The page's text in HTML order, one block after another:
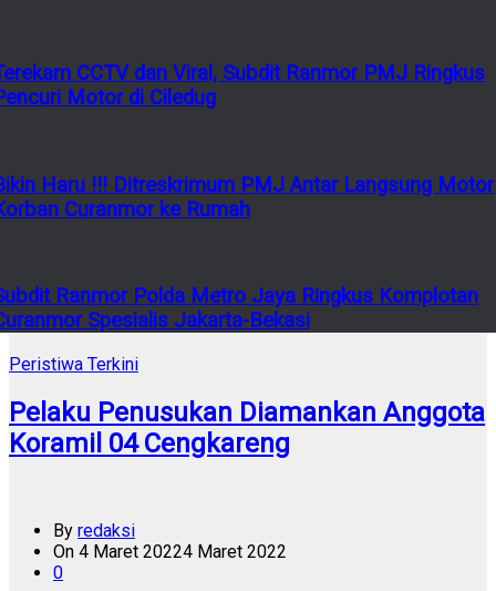
CCTV dan Viral, Subdit Ranmor PMJ Ringkus
Motor di Ciledug
Haru !!! Ditreskrimum PMJ Antar Langsung Motor
Curanmor ke Rumah
Ranmor Polda Metro Jaya Ringkus Komplotan
Spesialis Jakarta-Bekasi
Peristiwa Terkini
Pelaku Penusukan Diamankan Anggota
Koramil 04 Cengkareng
By redaksi
On 4 Maret 20224 Maret 2022
0